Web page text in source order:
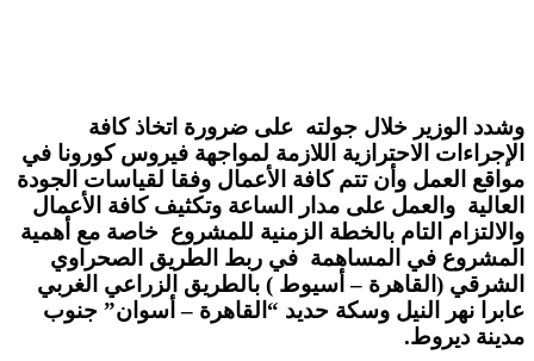
وشدد الوزير خلال جولته على ضرورة اتخاذ كافة
الإجراءات الاحترازية اللازمة لمواجهة فيروس كورونا في
مواقع العمل وأن تتم كافة الأعمال وفقا لقياسات الجودة
العالية والعمل على مدار الساعة وتكثيف كافة الأعمال
والالتزام التام بالخطة الزمنية للمشروع خاصة مع أهمية
المشروع في المساهمة في ربط الطريق الصحراوي
الشرقي (القاهرة – أسيوط ) بالطريق الزراعي الغربي
عابرا نهر النيل وسكة حديد “القاهرة – أسوان” جنوب
مدينة ديروط.